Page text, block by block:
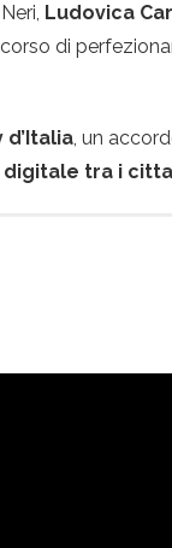
Ludovica
di
, un
tra i